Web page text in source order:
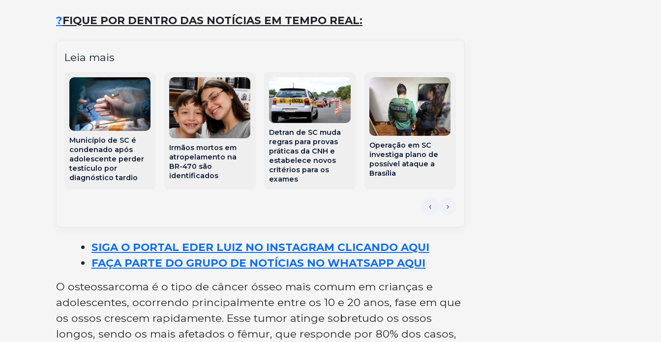
?FIQUE POR DENTRO DAS NOTÍCIAS EM TEMPO REAL:
Leia mais
Município de SC é
condenado após
adolescente perder
testículo por
diagnóstico tardio
Irmãos mortos em
atropelamento na
BR-470 são
identificados
Detran de SC muda
regras para provas
práticas da CNH e
estabelece novos
critérios para os
exames
Operação em SC
investiga plano de
possível ataque a
Brasília
SIGA O PORTAL EDER LUIZ NO INSTAGRAM CLICANDO AQUI
FAÇA PARTE DO GRUPO DE NOTÍCIAS NO WHATSAPP AQUI
O osteossarcoma é o tipo de câncer ósseo mais comum em crianças e
adolescentes, ocorrendo principalmente entre os 10 e 20 anos, fase em que
os ossos crescem rapidamente. Esse tumor atinge sobretudo os ossos
longos, sendo os mais afetados o fêmur, que responde por 80% dos casos,